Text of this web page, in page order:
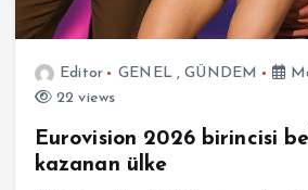
Editor GENEL,GÜNDEM
22 views
Eurovision 2026 birincisi
kazanan ülke